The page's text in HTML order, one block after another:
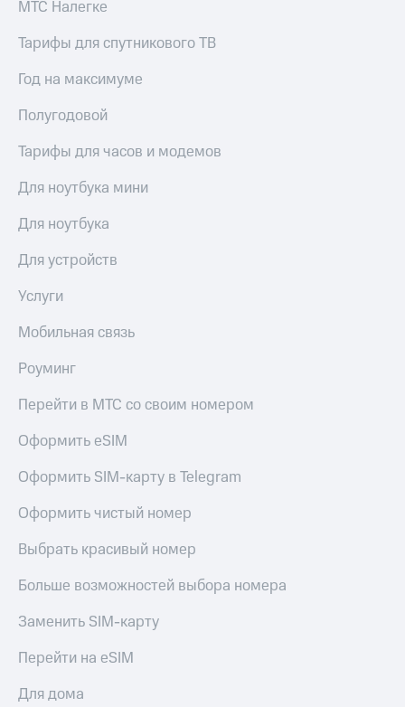
МТС Налегке
Тарифы для спутникового ТВ
Год на максимуме
Полугодовой
Тарифы для часов и модемов
Для ноутбука мини
Для ноутбука
Для устройств
Услуги
Мобильная связь
Роуминг
Перейти в МТС со своим номером
Оформить eSIM
Оформить SIM-карту в Telegram
Оформить чистый номер
Выбрать красивый номер
Больше возможностей выбора номера
Заменить SIM-карту
Перейти на eSIM
Для дома